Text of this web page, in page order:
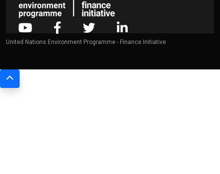
United Nations Environment Programme - Finance Initiative